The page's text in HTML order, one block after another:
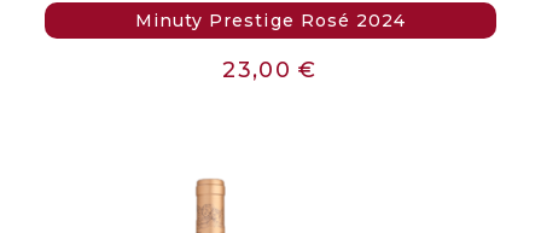
Minuty Prestige Rosé 2024
23,00€